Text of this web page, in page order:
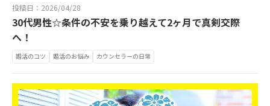
投稿日：2026/04/28
30代男性☆条件の不安を乗り越えて2ヶ月で真剣交際
へ！
婚活のコツ 婚活のお悩み カウンセラーの日常